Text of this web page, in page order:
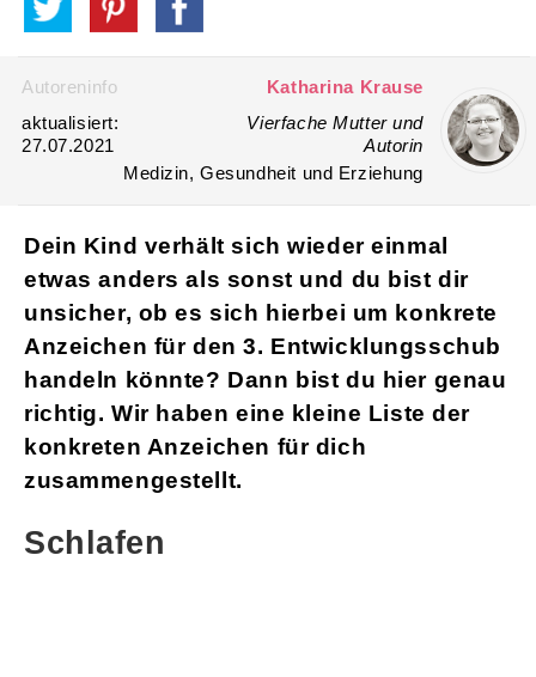
Autoreninfo
Katharina Krause
aktualisiert:
27.07.2021
Vierfache Mutter und
Autorin
Medizin, Gesundheit und Erziehung
Dein Kind verhält sich wieder einmal
etwas anders als sonst und du bist dir
unsicher, ob es sich hierbei um konkrete
Anzeichen für den 3. Entwicklungsschub
handeln könnte? Dann bist du hier genau
richtig. Wir haben eine kleine Liste der
konkreten Anzeichen für dich
zusammengestellt.
Schlafen